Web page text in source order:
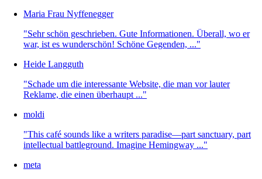
Maria Frau Nyffenegger
"Sehr schön geschrieben. Gute Informationen. Überall, wo er
war, ist es wunderschön! Schöne Gegenden, ..."
Heide Langguth
"Schade um die interessante Website, die man vor lauter
Reklame, die einen überhaupt ..."
moldi
"This café sounds like a writers paradise—part sanctuary, part
intellectual battleground. Imagine Hemingway ..."
meta